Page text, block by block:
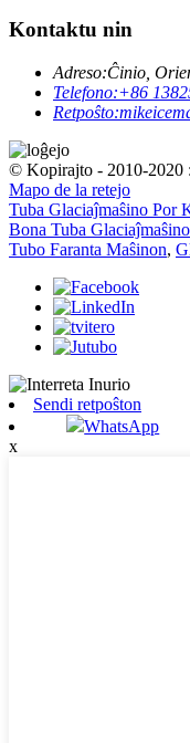
Kontaktu nin
Adreso:Ĉinio,
Telefono:+86
Retpoŝto:
© Kopirajto - 2010-2020
Mapo de la retejo
Tuba Glaciaĵmaŝino Por
Bona Tuba Glaciaĵmaŝino
Tubo Faranta Maŝinon,
Sendi retpoŝton
WhatsApp
x